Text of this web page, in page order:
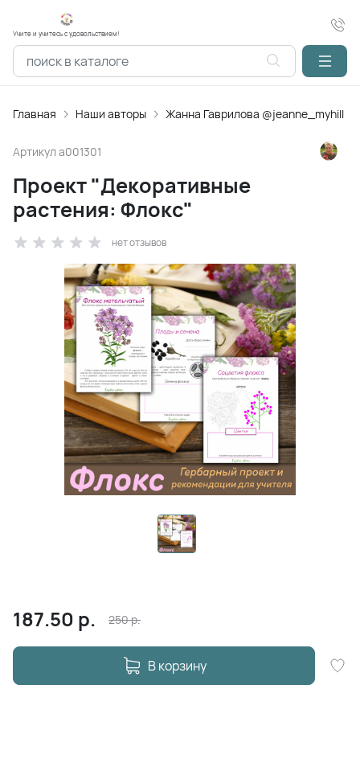
Учите и учитесь с удовольствием!
Главная Наши авторы Жанна Гаврилова @jeanne_myhill
Артикул a001301
Проект "Декоративные
растения: Флокс"
нет отзывов
187.50 р. 250р.
В корзину